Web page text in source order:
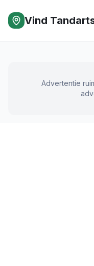
Vind
Advertentie